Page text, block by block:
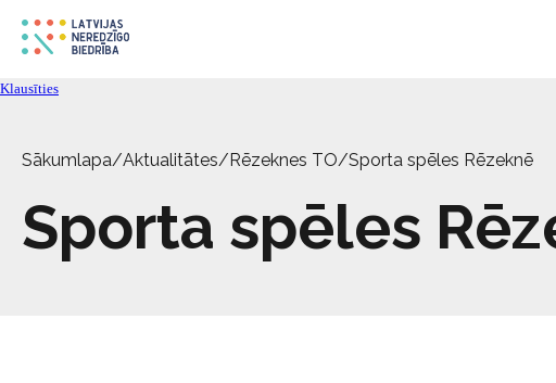
Klausīties
Sākumlapa/Aktualitātes/Rēzeknes TO/Sporta spēles Rēzeknē
Sporta spēles